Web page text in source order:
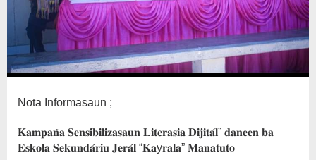
Nota Informasaun ;
𝐊𝐚𝐦𝐩𝐚𝐧̃𝐚 𝐒𝐞𝐧𝐬𝐢𝐛𝐢𝐥𝐢𝐳𝐚𝐬𝐚𝐮𝐧 𝐋𝐢𝐭𝐞𝐫𝐚𝐬𝐢𝐚 𝐃𝐢𝐣𝐢𝐭𝐚́𝐥” 𝐝𝐚𝐧𝐞𝐞𝐧 𝐛𝐚
𝐄𝐬𝐤𝐨𝐥𝐚 𝐒𝐞𝐤𝐮𝐧𝐝𝐚́𝐫𝐢𝐮 𝐉𝐞𝐫𝐚́𝐥 “𝐊𝐚y𝐫𝐚𝐥𝐚” 𝐌𝐚𝐧𝐚𝐭𝐮𝐭𝐨